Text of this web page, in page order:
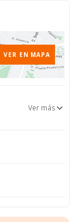
VER EN MAPA
Ver más